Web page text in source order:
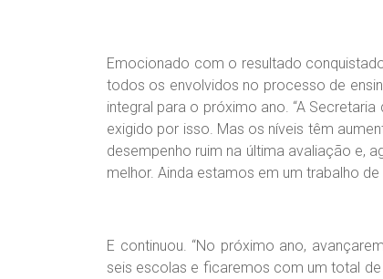
Emocionado com o resultado
todos os envolvidos no processo de
integral para o próximo ano. “A
exigido por isso. Mas os níveis têm
desempenho ruim na última avaliação e,
melhor. Ainda estamos em um trabalho
E continuou. “No próximo ano,
seis escolas e ficaremos com um total